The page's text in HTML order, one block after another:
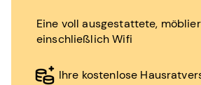
Eine voll ausgestattete,
einschließlich Wifi
Ihre kostenlose